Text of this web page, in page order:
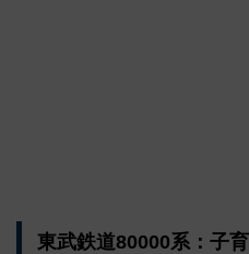
東武鉄道80000系：子